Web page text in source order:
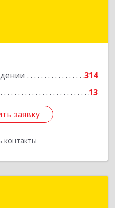
314
13
заявку
контакты
г, Партизанская
заявку